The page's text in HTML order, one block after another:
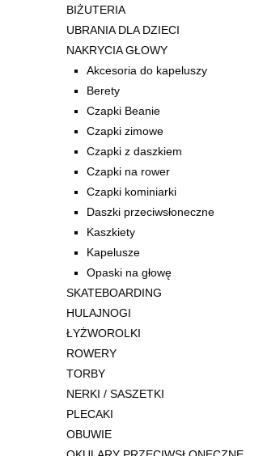
BIŻUTERIA
UBRANIA DLA DZIECI
NAKRYCIA GŁOWY
Akcesoria do kapeluszy
Berety
Czapki Beanie
Czapki zimowe
Czapki z daszkiem
Czapki na rower
Czapki kominiarki
Daszki przeciwsłoneczne
Kaszkiety
Kapelusze
Opaski na głowę
SKATEBOARDING
HULAJNOGI
ŁYŻWOROLKI
ROWERY
TORBY
NERKI / SASZETKI
PLECAKI
OBUWIE